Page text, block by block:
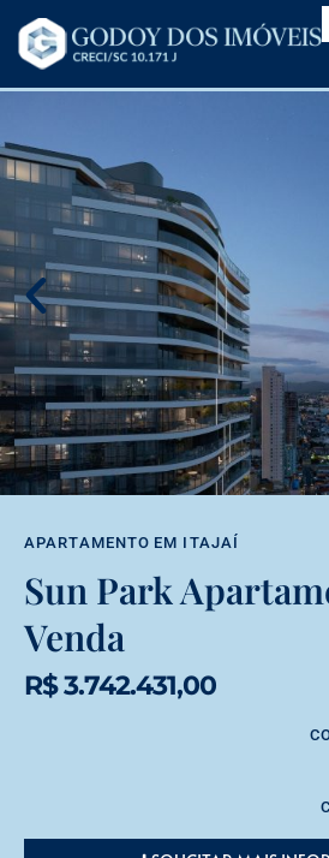
APARTAMENTO EM ITAJAÍ
Sun Park
Venda
R$ 3.742.431,00